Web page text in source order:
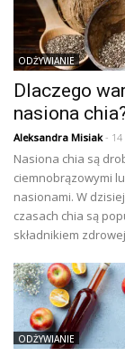
ODŻYWIANIE
Dlaczego
nasiona
Aleksandra Misiak- 14
Nasiona chia są
ciemnobrązowymi
nasionami. W
czasach chia są
składnikiem
ODŻYWIANIE